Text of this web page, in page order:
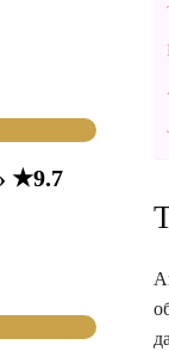
★9.7